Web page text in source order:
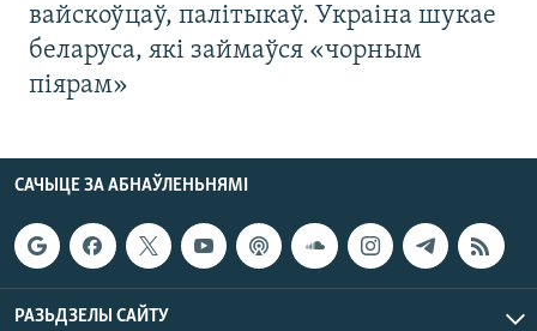
вайскоўцаў, палітыкаў. Украіна шукае
беларуса, які займаўся «чорным
піярам»
САЧЫЦЕ ЗА АБНАЎЛЕНЬНЯМІ
РАЗЬДЗЕЛЫ САЙТУ